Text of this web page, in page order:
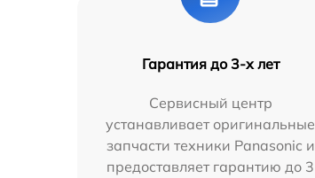
Гарантия до 3-х лет
Сервисный центр
устанавливает оригинальные
запчасти техники Panasonic и
предоставляет гарантию до 3